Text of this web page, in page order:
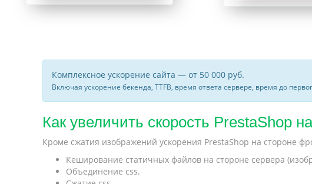
Комплексное ускорение сайта — от 50 000 руб.
Включая ускорение бекенда, TTFB, время ответа сервере, время до
Как увеличить скорость PrestaShop
Кроме сжатия изображений ускорения PrestaShop на стороне
Кеширование статичных файлов на стороне сервера
Объединение css.